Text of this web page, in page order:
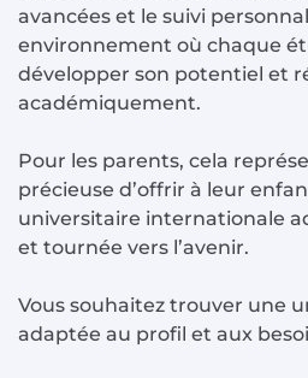
avancées et le suivi
environnement où chaque
développer son potentiel et
académiquement.
Pour les parents, cela
précieuse d’offrir à leur
universitaire internationale
et tournée vers l’avenir.
Vous souhaitez trouver une
adaptée au profil et aux